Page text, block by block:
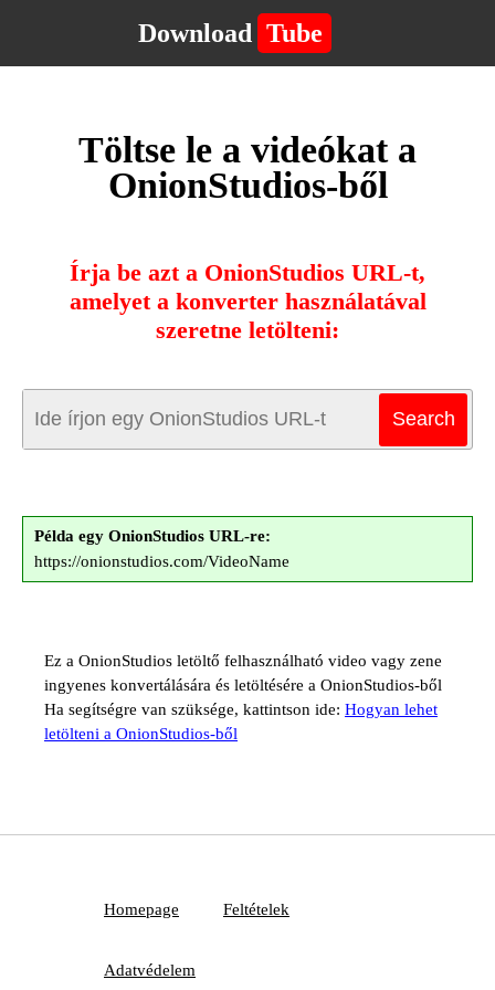
Download Tube
Töltse le a videókat a
OnionStudios-ből
Írja be azt a OnionStudios URL-t,
amelyet a konverter használatával
szeretne letölteni:
Példa egy OnionStudios URL-re:
https://onionstudios.com/VideoName
Ez a OnionStudios letöltő felhasználható video vagy zene
ingyenes konvertálására és letöltésére a OnionStudios-ből
Ha segítségre van szüksége, kattintson ide: Hogyan lehet
letölteni a OnionStudios-ből
Homepage Feltételek
Adatvédelem